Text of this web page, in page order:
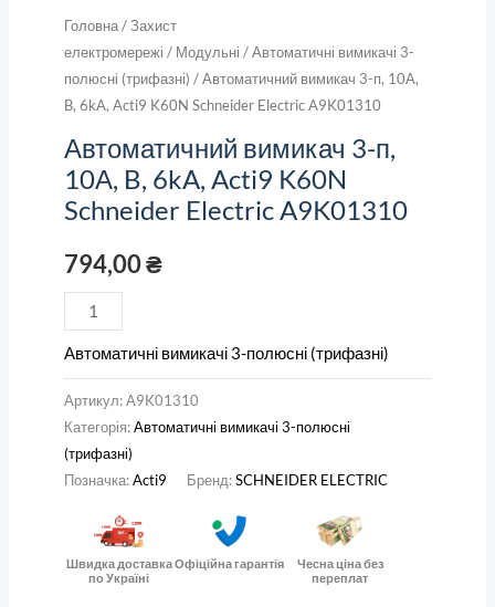
Головна/Захист
електромережі / Модульні /Автоматичні вимикачі 3-
полюсні (трифазні) / Автоматичний вимикач 3-п, 10А,
B, 6kA, Acti9 K60N Schneider Electric A9K01310
Автоматичний вимикач 3-п,
10А, B, 6kA, Acti9 K60N
Schneider Electric A9K01310
794,00₴
Автоматичні вимикачі 3-полюсні (трифазні)
Артикул:A9K01310
Категорія:Автоматичні вимикачі 3-полюсні
(трифазні)
Позначка:Acti9 Бренд:SCHNEIDER ELECTRIC
Швидка доставка
по Україні
Офіційна гарантія
Чесна ціна без
переплат